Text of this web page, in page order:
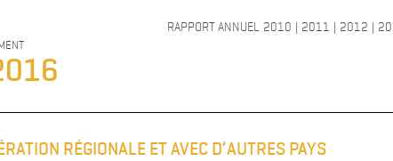
RAPPORT ANNUEL 2010 | 2011 | 2012 |
RÉGIONALE ET AVEC D’AUTRES PAYS